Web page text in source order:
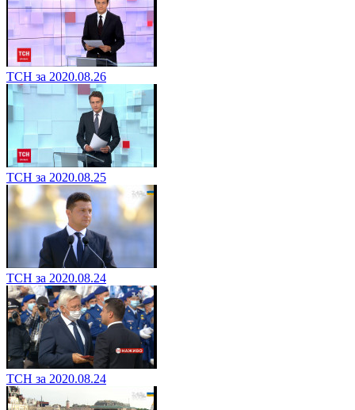
ТСН за 2020.08.26
ТСН за 2020.08.25
ТСН за 2020.08.24
ТСН за 2020.08.24